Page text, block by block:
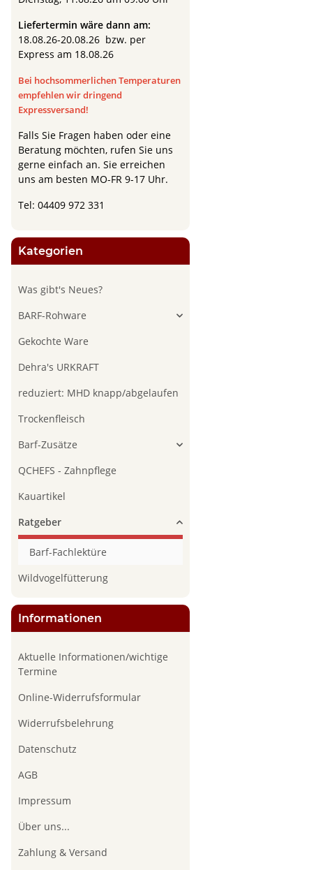
Liefertermin wäre dann am:
18.08.26-20.08.26 bzw. per
Express am 18.08.26
Bei hochsommerlichen Temperaturen
empfehlen wir dringend
Expressversand!
Falls Sie Fragen haben oder eine
Beratung möchten, rufen Sie uns
gerne einfach an. Sie erreichen
uns am besten MO-FR 9-17 Uhr.
Tel: 04409 972 331
Kategorien
Was gibt's Neues?
BARF-Rohware
Gekochte Ware
Dehra's URKRAFT
reduziert: MHD knapp/abgelaufen
Trockenfleisch
Barf-Zusätze
QCHEFS - Zahnpflege
Kauartikel
Ratgeber
Barf-Fachlektüre
Wildvogelfütterung
Informationen
Aktuelle Informationen/wichtige
Termine
Online-Widerrufsformular
Widerrufsbelehrung
Datenschutz
AGB
Impressum
Über uns...
Zahlung & Versand